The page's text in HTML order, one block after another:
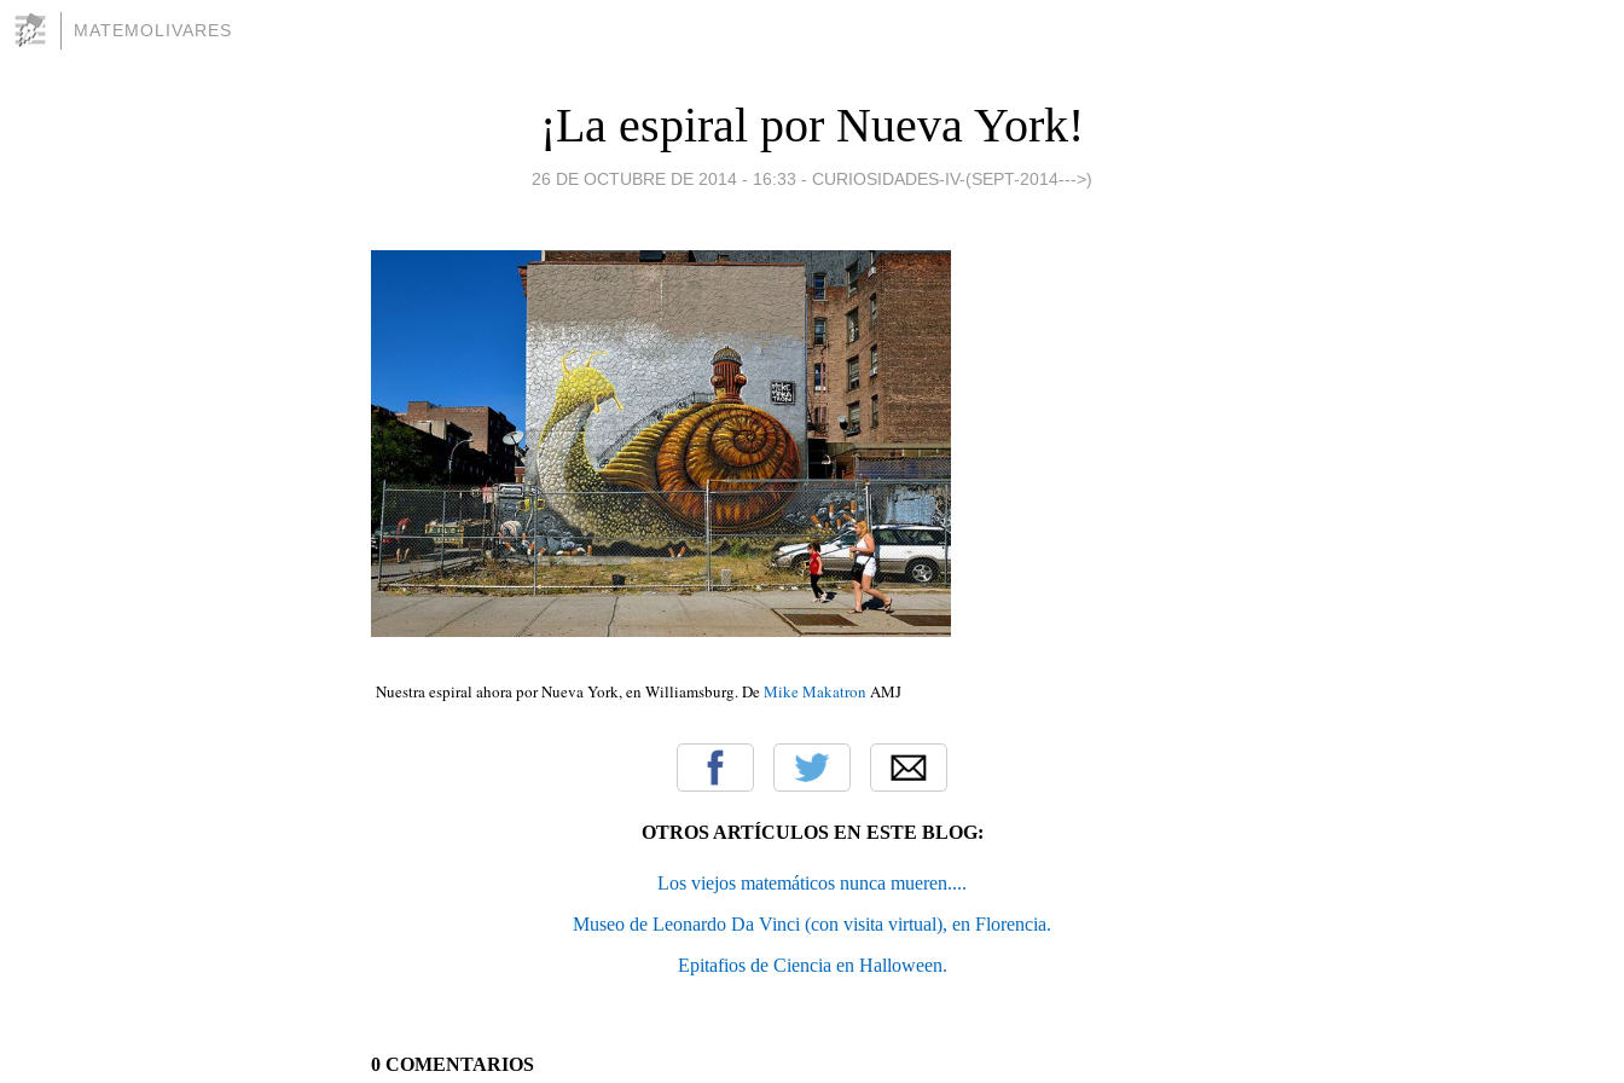
MATEMOLIVARES
¡La espiral por Nueva York!
26 DE OCTUBRE DE 2014 - 16:33 - CURIOSIDADES-IV-(SEPT-2014--->)
Nuestra espiral ahora por Nueva York, en Williamsburg. DeMike Makatron AMJ
OTROS ARTÍCULOS EN ESTE BLOG:
Los viejos matemáticos nunca mueren....
Museo de Leonardo Da Vinci (con visita virtual), en Florencia.
Epitafios de Ciencia en Halloween.
0 COMENTARIOS